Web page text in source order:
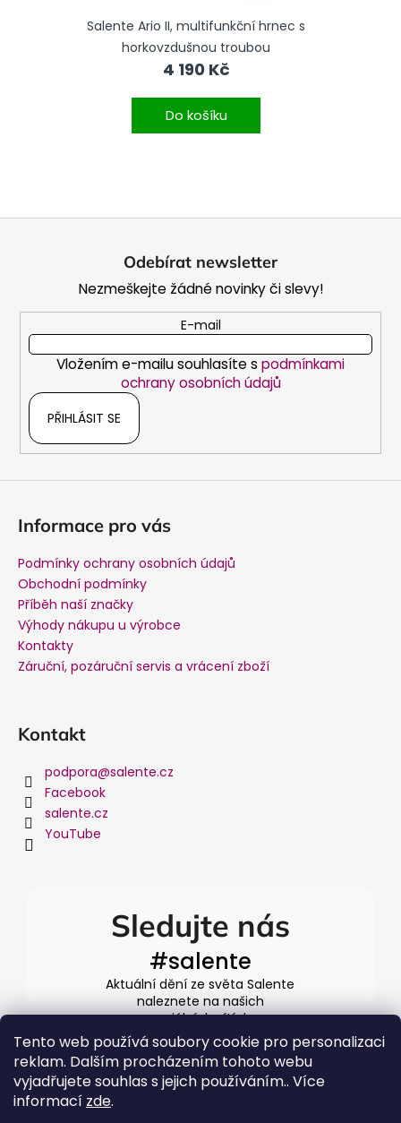
Tento web používá soubory cookie pro personalizaci
reklam. Dalším procházením tohoto webu
vyjadřujete souhlas s jejich používáním.. Více
informací zde.
Salente Ario II, multifunkční hrnec s
horkovzdušnou troubou
4 190 Kč
Do košíku
Odebírat newsletter
Nezmeškejte žádné novinky či slevy!
E-mail
Vložením e-mailu souhlasíte s podmínkami
ochrany osobních údajů
PŘIHLÁSIT SE
Informace pro vás
Podmínky ochrany osobních údajů
Obchodní podmínky
Příběh naší značky
Výhody nákupu u výrobce
Kontakty
Záruční, pozáruční servis a vrácení zboží
Kontakt
podpora@salente.cz
Facebook
salente.cz
YouTube
Sledujte nás
#salente
Aktuální dění ze světa Salente
naleznete na našich
sociálních sítích